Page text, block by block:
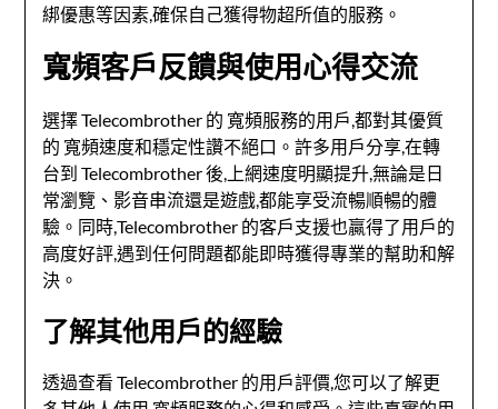
綁優惠等因素,確保自己獲得物超所值的服務。
寬頻客戶反饋與使用心得交流
選擇 Telecombrother 的 寬頻服務的用戶,都對其優質
的 寬頻速度和穩定性讚不絕口。許多用戶分享,在轉
台到 Telecombrother 後,上網速度明顯提升,無論是日
常瀏覽、影音串流還是遊戲,都能享受流暢順暢的體
驗。同時,Telecombrother 的客戶支援也贏得了用戶的
高度好評,遇到任何問題都能即時獲得專業的幫助和解
決。
了解其他用戶的經驗
透過查看 Telecombrother 的用戶評價,您可以了解更